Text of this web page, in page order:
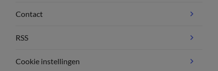
Contact
RSS
Cookie instellingen